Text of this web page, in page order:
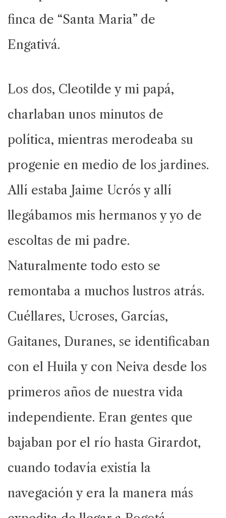
finca de “Santa Maria” de
Engativá.
Los dos, Cleotilde y mi papá,
charlaban unos minutos de
política, mientras merodeaba su
progenie en medio de los jardines.
Allí estaba Jaime Ucrós y allí
llegábamos mis hermanos y yo de
escoltas de mi padre.
Naturalmente todo esto se
remontaba a muchos lustros atrás.
Cuéllares, Ucroses, Garcías,
Gaitanes, Duranes, se identificaban
con el Huila y con Neiva desde los
primeros años de nuestra vida
independiente. Eran gentes que
bajaban por el río hasta Girardot,
cuando todavía existía la
navegación y era la manera más